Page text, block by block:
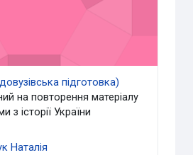
підготовка)
на повторення матеріалу
з історії України
Наталія